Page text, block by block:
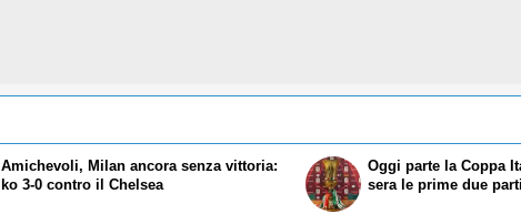
Amichevoli, Milan ancora senza vittoria:
ko 3-0 contro il Chelsea
Oggi parte la Coppa
sera le prime due